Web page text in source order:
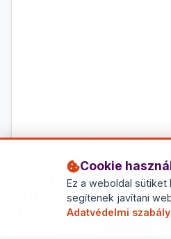
Cookie
Ez a weboldal sütiket
segítenek javítani
Adatvédelmi